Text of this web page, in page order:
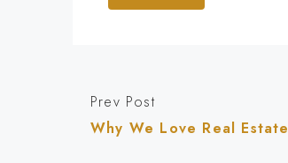
Prev Post
Why We Love Real Estate